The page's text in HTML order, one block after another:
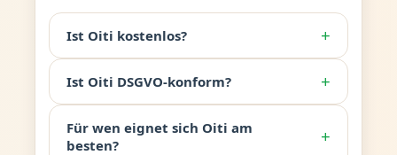
Ist Oiti kostenlos? +
Ist Oiti DSGVO-konform? +
Für wen eignet sich Oiti am
besten?
+